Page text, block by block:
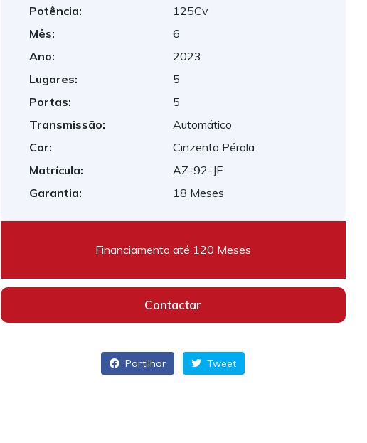
Potência:
125Cv
Mês:
6
Ano:
2023
Lugares:
5
Portas:
5
Transmissão:
Automático
Cor:
Cinzento Pérola
Matrícula:
AZ-92-JF
Garantia:
18 Meses
Financiamento até 120 Meses
Contactar
Partilhar Tweet